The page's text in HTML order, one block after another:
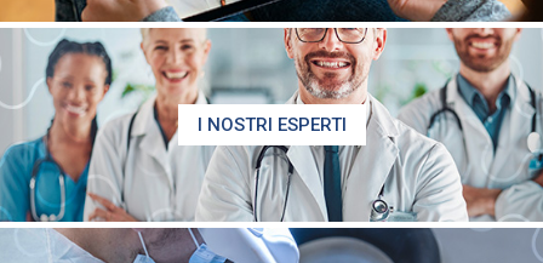
I NOSTRI ESPERTI